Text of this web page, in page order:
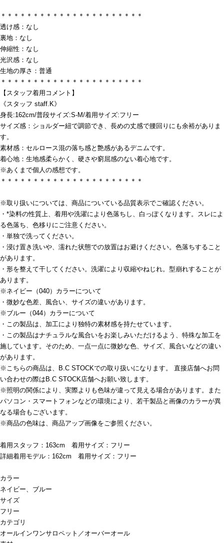
＊＊＊＊＊＊＊＊＊＊＊＊＊＊＊＊＊＊＊＊＊＊
透け感：なし
裏地：なし
伸縮性：なし
光沢感：なし
生地の厚さ：普通
＊＊＊＊＊＊＊＊＊＊＊＊＊＊＊＊＊＊＊＊＊＊
【スタッフ着用コメント】
《スタッフ staff.K》
身長:162cm/普段サイズ:S-M/着用サイズ:フリー
サイズ感：ショルダー紐で調節でき、長めの丈感で腰回りにも余裕がありま
す。
素材感：セルロース混の落ち感と艶感があるデニムです。
着心地：生地感柔らかく、硬さや窮屈感のない着心地です。
※あくまで個人の感想です。
＊＊＊＊＊＊＊＊＊＊＊＊＊＊＊＊＊＊＊＊＊＊
※取り扱いについては、商品についている品質表示でご確認ください。
・*染料の性質上、着用や洗濯により色落ちし、白っぽくなります。スレによ
る色落ち、色移りにご注意ください。
・単独で洗ってください。
・浸け置き洗いや、濡れた状態での放置はお避けください。色落ちすること
があります。
・形を整えて干してください。洗濯により収縮やねじれ。型崩れすることが
あります。
※ネイビー（040）カラーについて
・微妙な色差、風合い、サイズの違いがあります。
※ブルー（044）カラーについて
・この製品は、加工により独特の素材感を持たせています。
・この製品はナチュラルな風合いをお楽しみいただけるよう、特殊な加工を
施しています。そのため、一点一点に微妙な色、サイズ、風合いなどの違い
があります。
※こちらの商品は、B.C STOCKでの取り扱いになります。 直接店舗へお問
い合わせの際はB.C STOCK店舗へお願い致します。
※照明の関係により、実際よりも色味が違って見える場合があります。また
パソコン・スマートフォンなどの環境により、若干製品と画像のカラーが異
なる場合もございます。
※商品の色味は、商品アップ画像をご参照ください。
着用スタッフ：163cm 着用サイズ：フリー
詳細着用モデル：162cm 着用サイズ：フリー
カラー
ネイビー、ブルー
サイズ
フリー
カテゴリ
オールインワンサロペット／オーバーオール